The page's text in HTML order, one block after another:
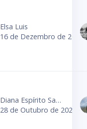
Elsa Luis
16 de Dezembro de 2024
Diana Espírito Santo
28 de Outubro de 2024